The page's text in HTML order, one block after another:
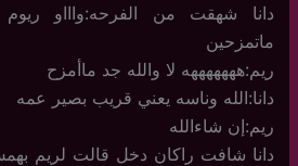
دانا شهقت من الفرحه:واااو
ماتمزحين
ريم:هههههههه لا والله جد ماأمزح
دانا:الله وناسه يعني قريب بصير عمه
ريم:إن شاءالله
دانا شافت راكان دخل قالت لريم